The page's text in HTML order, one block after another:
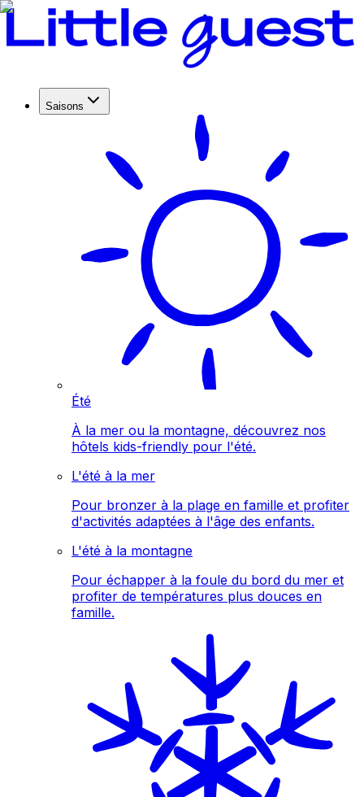
Saisons
Été
À la mer ou la montagne, découvrez nos
hôtels kids-friendly pour l'été.
L'été à la mer
Pour bronzer à la plage en famille et profiter
d'activités adaptées à l'âge des enfants.
L'été à la montagne
Pour échapper à la foule du bord du mer et
profiter de températures plus douces en
famille.